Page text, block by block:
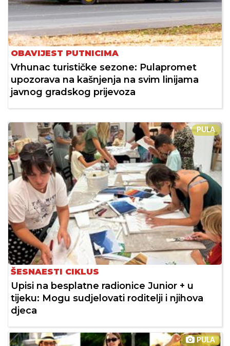
OBAVIJEST PUTNICIMA
Vrhunac turističke sezone: Pulapromet
upozorava na kašnjenja na svim linijama
javnog gradskog prijevoza
PULA
ŠESNAESTI CIKLUS
Upisi na besplatne radionice Junior + u
tijeku: Mogu sudjelovati roditelji i njihova
djeca
PULA